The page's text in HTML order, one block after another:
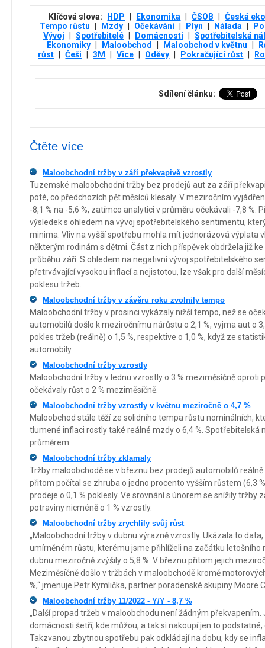
Klíčová slova: HDP Ekonomika ČSOB
Česká
Tempo růstu
Mzdy Očekávání Plyn Nálada
Vývoj
Spotřebitelé Domácnosti
Spotřebitelská
Ekonomiky
Maloobchod Maloobchod v květnu
růst
Češi 3М Vice Oděvy Pokračující růst
Sdílení článku:
Čtěte více
Maloobchodní tržby v září překvapivě vzrostly
Tuzemské maloobchodní tržby bez prodejů aut za září
poté, co předchozích pět měsíců klesaly. V meziročním
-8,1 % na -5,6 %, zatímco analytici v průměru očekávali -7,8 %.
výsledek s ohledem na vývoj spotřebitelského sentimentu,
minima. Vliv na vyšší spotřebu mohla mít jednorázová výplata
některým rodinám s dětmi. Část z nich příspěvek obdržela již
průběhu září. S ohledem na negativní vývoj spotřebitelského
přetrvávající vysokou inflací a nejistotou, lze však pro další
poklesu tržeb.
Maloobchodní tržby v závěru roku zvolnily tempo
Maloobchodní tržby v prosinci vykázaly nižší tempo, než se
automobilů došlo k meziročnímu nárůstu o 2,1 %, vyjma aut o
pokles tržeb (reálně) o 1,5 %, respektive o 1,0 %, když ze
automobily.
Maloobchodní tržby vzrostly
Maloobchodní tržby v lednu vzrostly o 3 % meziměsíčně oproti
očekávaly růst o 2 % meziměsíčně.
Maloobchodní tržby vzrostly v květnu meziročně o 4,7 %
Maloobchod stále těží ze solidního tempa růstu nominálních,
tlumené inflaci rostly také reálné mzdy o 6,4 %. Spotřebitelská
průměrem.
Maloobchodní tržby zklamaly
Tržby maloobchodě se v březnu bez prodejů automobilů reálně
přitom počítal se zhruba o jedno procento vyšším růstem (6,3
prodeje o 0,1 % poklesly. Ve srovnání s únorem se snížily tržby
potraviny nicméně o 1 % vzrostly.
Maloobchodní tržby zrychlily svůj růst
„Maloobchodní tržby v dubnu výrazně vzrostly. Ukázala to
umírněném růstu, kterému jsme přihlíželi na začátku letošního
dubnu meziročně zvýšily o 5,8 %. V březnu přitom jejich
Meziměsíčně došlo v tržbách v maloobchodě kromě
%,“ jmenuje Petr Kymlička, partner poradenské skupiny Moore
Maloobchodní tržby 11/2022 - Y/Y - 8,7 %
„Další propad tržeb v maloobchodu není žádným
domácnosti šetří, kde můžou, a tak si nakoupí jen to
Takzvanou zbytnou spotřebu pak odkládají na dobu, kdy se